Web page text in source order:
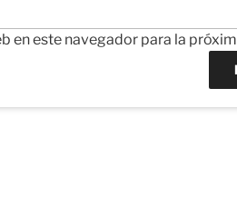
en este navegador para la